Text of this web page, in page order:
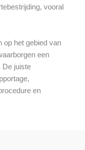
vooral
op het gebied van
een
De juiste
en